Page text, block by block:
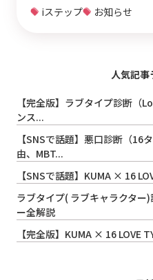
iステップ
お知らせ
人気記事
【完全版】ラブタイプ診断（
ンス...
【SNSで話題】悪口診断（16
由、MBT...
【SNSで話題】KUMA × 16
ラブタイプ( ラブキャラクター
ー全解説
【完全版】KUMA × 16 LOVE